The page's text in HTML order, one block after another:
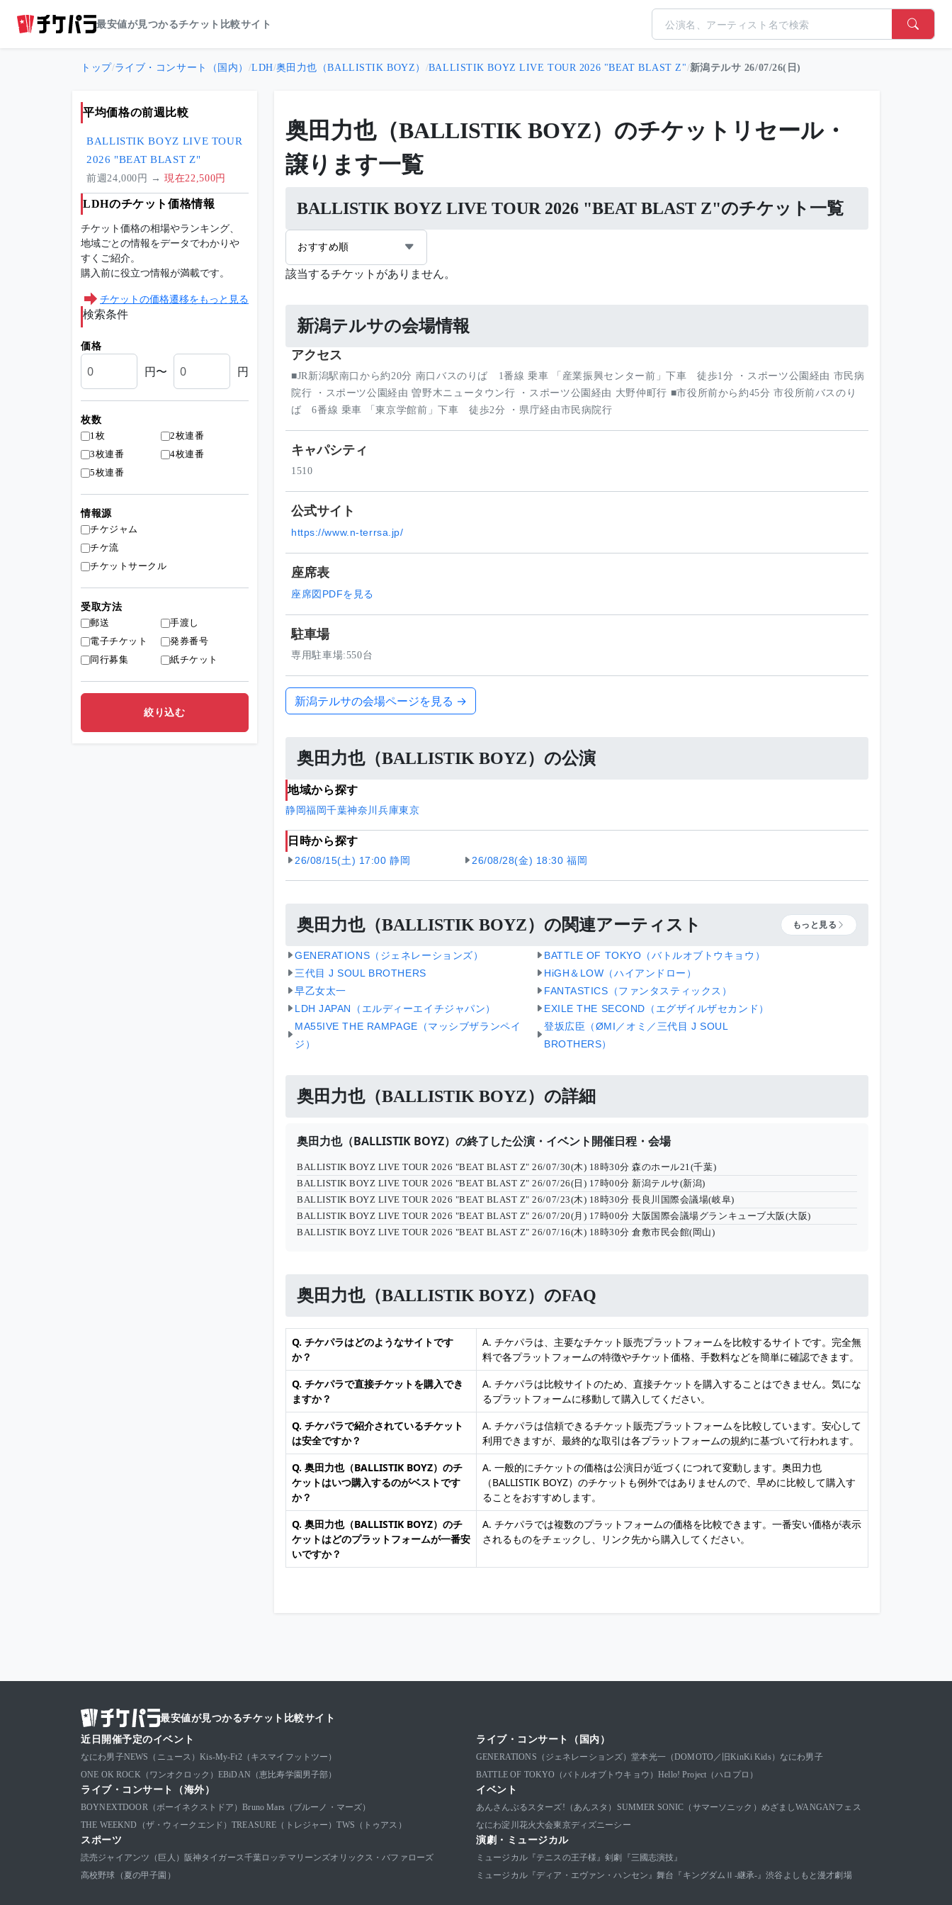
最安値が見つかるチケット比較サイト
トップ/ライブ・コンサート（国内） /LDH/奥田力也（BALLISTIK BOYZ） /BALLISTIK BOYZ LIVE TOUR 2026 "BEAT BLAST Z"/新潟テルサ 26/07/26(日)
奥田力也（BALLISTIK BOYZ）のチケットリセール・
譲ります一覧
BALLISTIK BOYZ LIVE TOUR 2026 "BEAT BLAST Z"のチケット一覧
おすすめ順
該当するチケットがありません。
新潟テルサの会場情報
アクセス
■JR新潟駅南口から約20分 南口バスのりば 1番線 乗車 「産業振興センター前」下車 徒歩1分 ・スポーツ公園経由 市民病
院行 ・スポーツ公園経由 曽野木ニュータウン行 ・スポーツ公園経由 大野仲町行 ■市役所前から約45分 市役所前バスのり
ば 6番線 乗車 「東京学館前」下車 徒歩2分 ・県庁経由市民病院行
キャパシティ
1510
公式サイト
https://www.n-terrsa.jp/
座席表
座席図PDFを見る
駐車場
専用駐車場:550台
新潟テルサの会場ページを見る →
奥田力也（BALLISTIK BOYZ）の公演
地域から探す
静岡福岡千葉神奈川兵庫東京
日時から探す
26/08/15(土) 17:00 静岡 26/08/28(金) 18:30 福岡
奥田力也（BALLISTIK BOYZ）の関連アーティスト もっと見る
GENERATIONS（ジェネレーションズ）
BATTLE OF TOKYO（バトルオブトウキョウ）
三代目 J SOUL BROTHERS
HiGH＆LOW（ハイアンドロー）
早乙女太一
FANTASTICS（ファンタスティックス）
LDH JAPAN（エルディーエイチジャパン）
EXILE THE SECOND（エグザイルザセカンド）
MA55IVE THE RAMPAGE（マッシブザランペイ
ジ）
登坂広臣（ØMI／オミ／三代目 J SOUL
BROTHERS）
奥田力也（BALLISTIK BOYZ）の詳細
奥田力也（BALLISTIK BOYZ）の終了した公演・イベント開催日程・会場
BALLISTIK BOYZ LIVE TOUR 2026 "BEAT BLAST Z" 26/07/30(木) 18時30分 森のホール21(千葉)
BALLISTIK BOYZ LIVE TOUR 2026 "BEAT BLAST Z" 26/07/26(日) 17時00分 新潟テルサ(新潟)
BALLISTIK BOYZ LIVE TOUR 2026 "BEAT BLAST Z" 26/07/23(木) 18時30分 長良川国際会議場(岐阜)
BALLISTIK BOYZ LIVE TOUR 2026 "BEAT BLAST Z" 26/07/20(月) 17時00分 大阪国際会議場グランキューブ大阪(大阪)
BALLISTIK BOYZ LIVE TOUR 2026 "BEAT BLAST Z" 26/07/16(木) 18時30分 倉敷市民会館(岡山)
奥田力也（BALLISTIK BOYZ）のFAQ
Q. チケパラはどのようなサイトです
か？
A. チケパラは、主要なチケット販売プラットフォームを比較するサイトです。完全無
料で各プラットフォームの特徴やチケット価格、手数料などを簡単に確認できます。
Q. チケパラで直接チケットを購入でき
ますか？
A. チケパラは比較サイトのため、直接チケットを購入することはできません。気にな
るプラットフォームに移動して購入してください。
Q. チケパラで紹介されているチケット
は安全ですか？
A. チケパラは信頼できるチケット販売プラットフォームを比較しています。安心して
利用できますが、最終的な取引は各プラットフォームの規約に基づいて行われます。
Q. 奥田力也（BALLISTIK BOYZ）のチ
ケットはいつ購入するのがベストです
か？
A. 一般的にチケットの価格は公演日が近づくにつれて変動します。奥田力也
（BALLISTIK BOYZ）のチケットも例外ではありませんので、早めに比較して購入す
ることをおすすめします。
Q. 奥田力也（BALLISTIK BOYZ）のチ
ケットはどのプラットフォームが一番安
いですか？
A. チケパラでは複数のプラットフォームの価格を比較できます。一番安い価格が表示
されるものをチェックし、リンク先から購入してください。
平均価格の前週比較
BALLISTIK BOYZ LIVE TOUR
2026 "BEAT BLAST Z"
前週24,000円 → 現在22,500円
LDHのチケット価格情報
チケット価格の相場やランキング、
地域ごとの情報をデータでわかりや
すくご紹介。
購入前に役立つ情報が満載です。
チケットの価格遷移をもっと見る
検索条件
価格
円〜 円
枚数
1枚
2枚連番
3枚連番
4枚連番
5枚連番
情報源
チケジャム
チケ流
チケットサークル
受取方法
郵送
手渡し
電子チケット
発券番号
同行募集
紙チケット
最安値が見つかるチケット比較サイト
近日開催予定のイベント
なにわ男子NEWS（ニュース）Kis-My-Ft2（キスマイフットツー）
ONE OK ROCK（ワンオクロック） EBiDAN（恵比寿学園男子部）
ライブ・コンサート（国内）
GENERATIONS（ジェネレーションズ）堂本光一（DOMOTO／旧KinKi Kids） なにわ男子
BATTLE OF TOKYO（バトルオブトウキョウ）Hello! Project（ハロプロ）
ライブ・コンサート（海外）
BOYNEXTDOOR（ボーイネクストドア）Bruno Mars（ブルーノ・マーズ）
THE WEEKND（ザ・ウィークエンド）TREASURE（トレジャー）TWS（トゥアス）
イベント
あんさんぶるスターズ!（あんスタ） SUMMER SONIC（サマーソニック） めざましWANGANフェス
なにわ淀川花火大会東京ディズニーシー
スポーツ
読売ジャイアンツ（巨人） 阪神タイガース千葉ロッテマリーンズオリックス・バファローズ
高校野球（夏の甲子園）
演劇・ミュージカル
ミュージカル『テニスの王子様』剣劇『三國志演技』
ミュージカル『ディア・エヴァン・ハンセン』舞台『キングダムⅡ-継承-』渋谷よしもと漫才劇場